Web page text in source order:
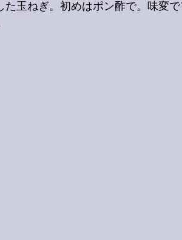
玉ねぎ。初めはポン酢で。味変で